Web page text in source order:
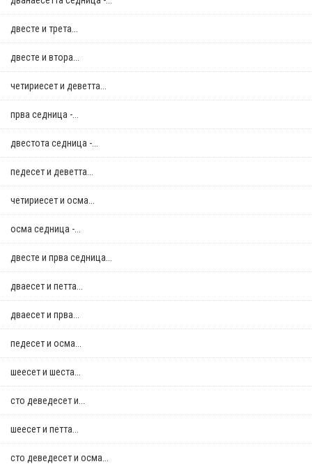
двестe и трета...
двестe и втора...
четириесет и деветта...
прва седница -...
двестота седница -...
педесет и деветта...
четириесет и осма...
осма седница -...
двестe и прва седница...
дваесет и петта...
дваесет и прва...
педесет и осма...
шеесет и шеста...
сто деведесет и...
шеесет и петта...
сто деведесет и осма...